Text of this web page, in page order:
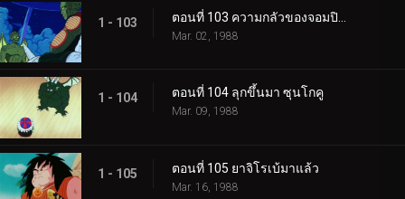
1 - 103
Mar. 02, 1988
1 - 104 ตอนที่ 104 ลุกขึ้นมา ซุนโกคู
Mar. 09, 1988
1 - 105 ตอนที่ 105 ยาจิโรเบ้มาแล้ว
Mar. 16, 1988